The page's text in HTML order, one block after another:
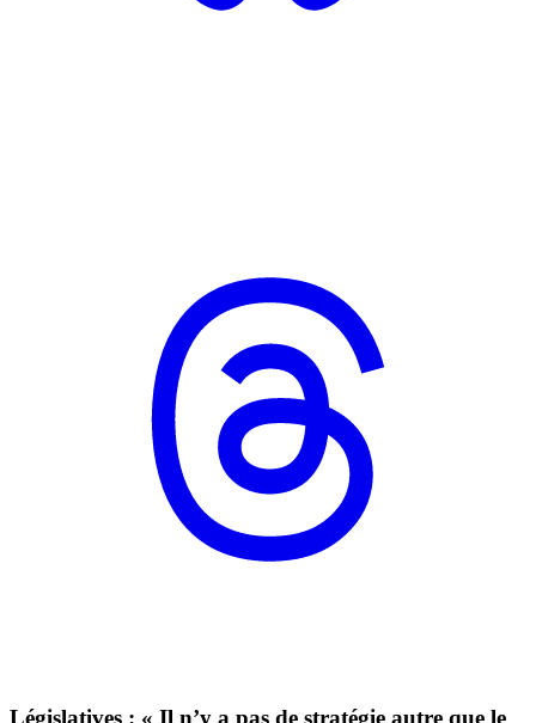
Législatives : « Il n’y a pas de stratégie autre que le